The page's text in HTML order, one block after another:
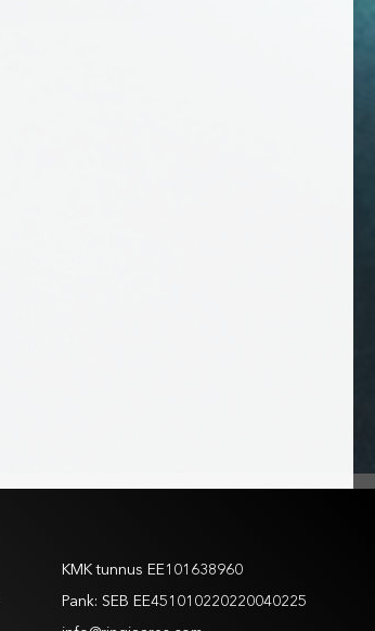
KMK tunnus EE101638960
Pank: SEB EE451010220220040225